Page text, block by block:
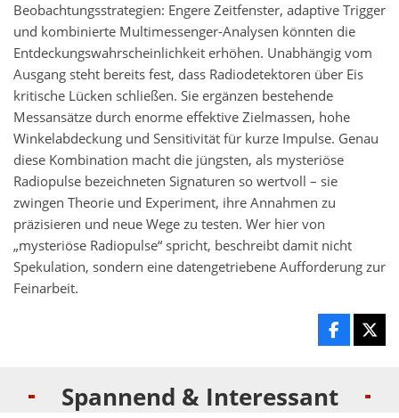
Beobachtungsstrategien: Engere Zeitfenster, adaptive Trigger
und kombinierte Multimessenger-Analysen könnten die
Entdeckungswahrscheinlichkeit erhöhen. Unabhängig vom
Ausgang steht bereits fest, dass Radiodetektoren über Eis
kritische Lücken schließen. Sie ergänzen bestehende
Messansätze durch enorme effektive Zielmassen, hohe
Winkelabdeckung und Sensitivität für kurze Impulse. Genau
diese Kombination macht die jüngsten, als mysteriöse
Radiopulse bezeichneten Signaturen so wertvoll – sie
zwingen Theorie und Experiment, ihre Annahmen zu
präzisieren und neue Wege zu testen. Wer hier von
„mysteriöse Radiopulse“ spricht, beschreibt damit nicht
Spekulation, sondern eine datengetriebene Aufforderung zur
Feinarbeit.
Spannend & Interessant